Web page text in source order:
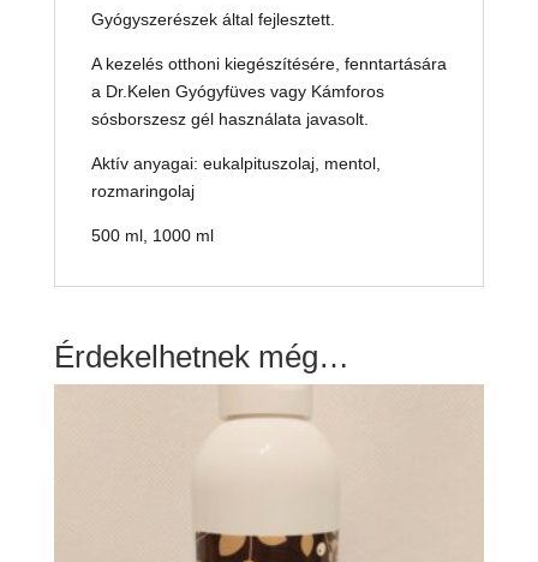
Gyógyszerészek által fejlesztett.
A kezelés otthoni kiegészítésére, fenntartására
a Dr.Kelen Gyógyfüves vagy Kámforos
sósborszesz gél használata javasolt.
Aktív anyagai: eukalpituszolaj, mentol,
rozmaringolaj
500 ml, 1000 ml
Érdekelhetnek még…